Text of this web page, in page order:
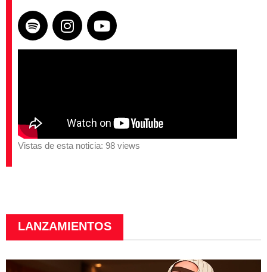
Vistas de esta noticia: 98 views
LANZAMIENTOS